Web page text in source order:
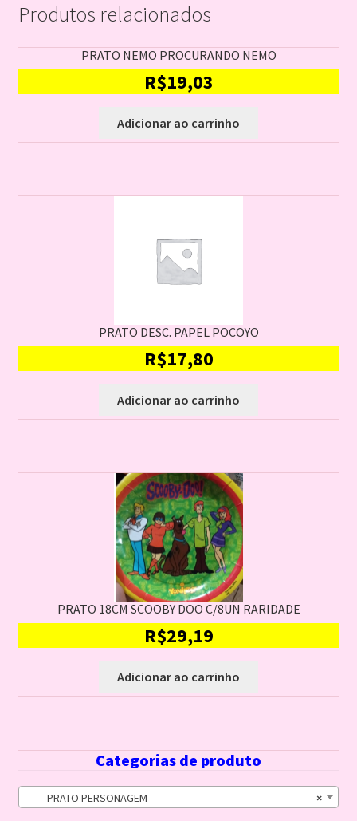
Produtos relacionados
PRATO NEMO PROCURANDO NEMO
R$19,03
Adicionar ao carrinho
PRATO DESC. PAPEL POCOYO
R$17,80
Adicionar ao carrinho
PRATO 18CM SCOOBY DOO C/8UN RARIDADE
R$29,19
Adicionar ao carrinho
Categorias de produto
×
PRATO PERSONAGEM